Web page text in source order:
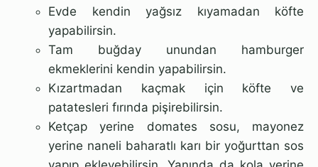
Evde kendin yağsız kıyamadan köfte
yapabilirsin.
Tam buğday unundan hamburger
ekmeklerini kendin yapabilirsin.
Kızartmadan kaçmak için köfte ve
patatesleri fırında pişirebilirsin.
Ketçap yerine domates sosu, mayonez
yerine naneli baharatlı karı bir yoğurttan sos